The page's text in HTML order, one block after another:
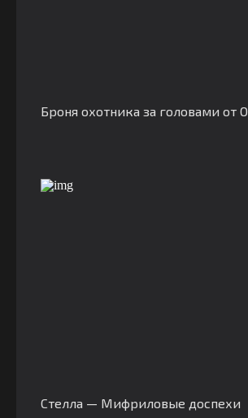
Броня охотника за головами от
Стелла — Мифриловые доспехи